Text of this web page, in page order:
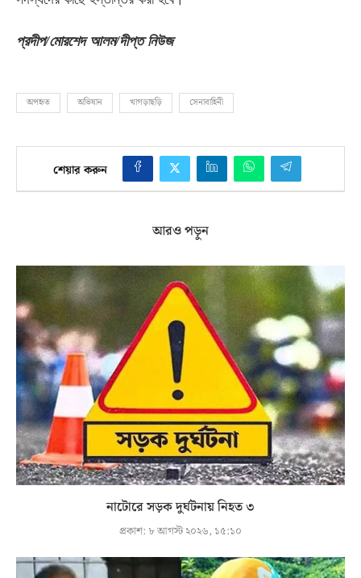
প্রদীপ/মোরশেদ আলম/দীপ্ত নিউজ
অপহৃত অভিযান খাগড়াছড়ি সেনাবাহিনী
শেয়ার করুন
আরও পড়ুন
নাটোরে সড়ক দুর্ঘটনায় নিহত ৩
প্রকাশ: ৮ আগস্ট ২০২৬, ১৫:১০